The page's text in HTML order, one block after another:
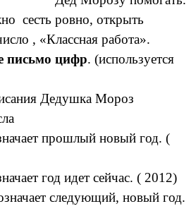
сесть ровно, открыть
, «Классная работа».
письмо цифр. (используется
Дедушка Мороз
прошлый новый год. (
год идет сейчас. ( 2012)
следующий, новый год.